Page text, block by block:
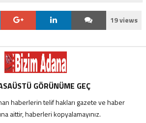
19 views
GÖRÜNÜME GEÇ
haberlerin telif hakları gazete ve haber
aittir, haberleri kopyalamayınız.